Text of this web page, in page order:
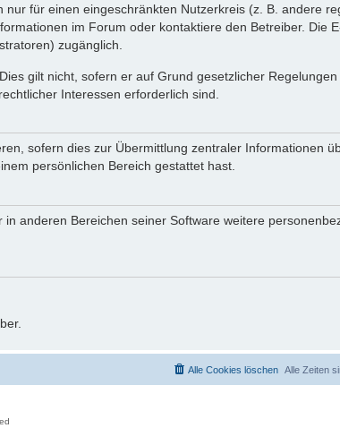
für einen eingeschränkten Nutzerkreis (z. B. andere
im Forum oder kontaktiere den Betreiber. Die
zugänglich.
gilt nicht, sofern er auf Grund gesetzlicher Regelungen
Interessen erforderlich sind.
sofern dies zur Übermittlung zentraler Informationen
persönlichen Bereich gestattet hast.
anderen Bereichen seiner Software weitere
Alle Zeiten
Alle Cookies löschen